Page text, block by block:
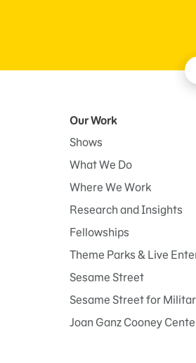
Our Work
Shows
What We Do
Where We Work
Research and Insights
Fellowships
Theme Parks & Live
Sesame Street
Sesame Street for
Joan Ganz Cooney